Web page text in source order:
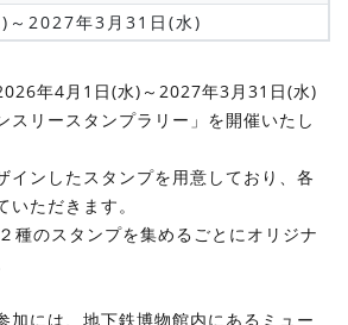
～2027年3月31日(水)
年4月1日(水)～2027年3月31日(水)
スリースタンプラリー」を開催いたし
インしたスタンプを用意しており、各
ただきます。
種のスタンプを集めるごとにオリジナ
加には、地下鉄博物館内にあるミュー